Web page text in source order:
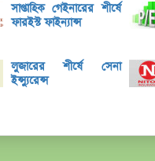
সাপ্তাহিক গেইনারের শীর্ষে
ফারইস্ট ফাইন্যান্স
লুজারের শীর্ষে সেনা
ইন্স্যুরেন্স